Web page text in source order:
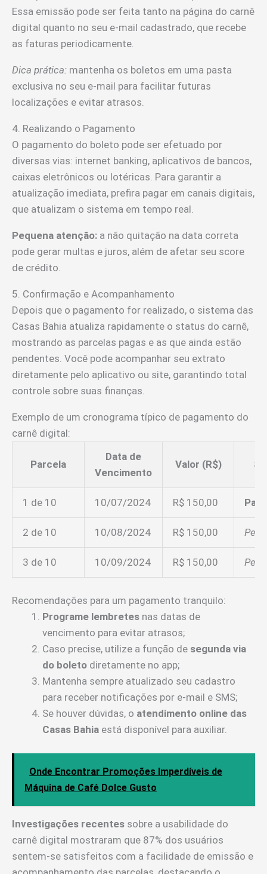
Essa emissão pode ser feita tanto na página do carnê
digital quanto no seu e-mail cadastrado, que recebe
as faturas periodicamente.
Dica prática: mantenha os boletos em uma pasta
exclusiva no seu e-mail para facilitar futuras
localizações e evitar atrasos.
4. Realizando o Pagamento
O pagamento do boleto pode ser efetuado por
diversas vias: internet banking, aplicativos de bancos,
caixas eletrônicos ou lotéricas. Para garantir a
atualização imediata, prefira pagar em canais digitais,
que atualizam o sistema em tempo real.
Pequena atenção: a não quitação na data correta
pode gerar multas e juros, além de afetar seu score
de crédito.
5. Confirmação e Acompanhamento
Depois que o pagamento for realizado, o sistema das
Casas Bahia atualiza rapidamente o status do carnê,
mostrando as parcelas pagas e as que ainda estão
pendentes. Você pode acompanhar seu extrato
diretamente pelo aplicativo ou site, garantindo total
controle sobre suas finanças.
Exemplo de um cronograma típico de pagamento do
carnê digital:
Parcela
Data de
Vencimento
Valor (R$)
1 de 10 10/07/2024 R$ 150,00 Paga
2 de 10 10/08/2024 R$ 150,00
3 de 10 10/09/2024 R$ 150,00
Recomendações para um pagamento tranquilo:
Programe lembretes nas datas de
vencimento para evitar atrasos;
Caso precise, utilize a função de segunda via
do boleto diretamente no app;
Mantenha sempre atualizado seu cadastro
para receber notificações por e-mail e SMS;
Se houver dúvidas, o atendimento online das
Casas Bahia está disponível para auxiliar.
Onde Encontrar Promoções Imperdíveis de
Máquina de Café Dolce Gusto
Investigações recentes sobre a usabilidade do
carnê digital mostraram que 87% dos usuários
sentem-se satisfeitos com a facilidade de emissão e